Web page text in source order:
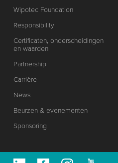
Wipotec Foundation
Responsibility
Certificaten, onderscheidingen
en waarden
Partnership
Carrière
News
Beurzen & evenementen
Sponsoring